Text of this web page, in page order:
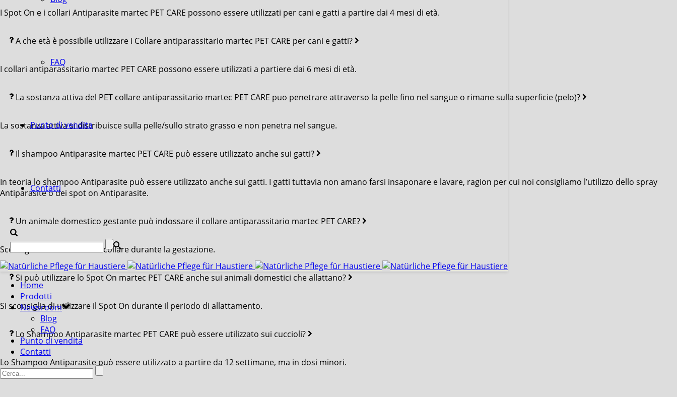
FAQ
Punto di vendita
Contatti
Home
Prodotti
Newsroom
Blog
FAQ
Punto di vendita
Contatti
I Spot On e i collari Antiparasite martec PET CARE possono essere utilizzati per cani e gatti a partire dai 4 mesi di età.
A che età è possibile utilizzare i Collare antiparassitario martec PET CARE per cani e gatti?
I collari antiparassitario martec PET CARE possono essere utilizzati a partiere dai 6 mesi di età.
La sostanza attiva del PET collare antiparassitario martec PET CARE puo penetrare attraverso la pelle fino nel sangue o rimane sulla superficie (pelo)?
La sostanza attiva si distribuisce sulla pelle/sullo strato grasso e non penetra nel sangue.
Il shampoo Antiparasite martec PET CARE può essere utilizzato anche sui gatti?
In teoria lo shampoo Antiparasite può essere utilizzato anche sui gatti. I gatti tuttavia non amano farsi insaponare e lavare, ragion per cui noi consigliamo l’utilizzo dello spray
Antiparasite o dei spot on Antiparasite.
Un animale domestico gestante può indossare il collare antiparassitario martec PET CARE?
Sconsigliamo di utilizzare il collare durante la gestazione.
Si può utilizzare lo Spot On martec PET CARE anche sui animali domestici che allattano?
Si sconsiglia di utilizzare il Spot On durante il periodo di allattamento.
Lo Shampoo Antiparasite martec PET CARE può essere utilizzato sui cuccioli?
Lo Shampoo Antiparasite può essere utilizzato a partire da 12 settimane, ma in dosi minori.